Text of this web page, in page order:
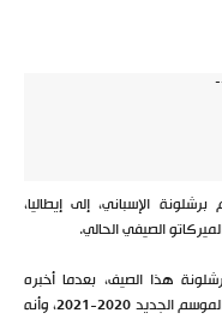
الإسباني، إلى إيطاليا،
الصيفي الحالي.
هذا الصيف، بعدما أخبره
الهولندي رونالد كومان بأنه خرج من حساباته في الموسم الجديد 2020-2021، وأنه